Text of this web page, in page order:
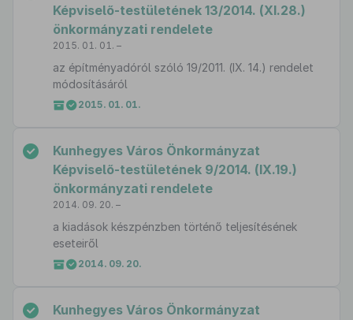
Képviselő-testületének 13/2014. (XI.28.)
önkormányzati rendelete
2015. 01. 01. –
az építményadóról szóló 19/2011. (IX. 14.) rendelet
módosításáról
2015. 01. 01.
Kunhegyes Város Önkormányzat
Képviselő-testületének 9/2014. (IX.19.)
önkormányzati rendelete
2014. 09. 20. –
a kiadások készpénzben történő teljesítésének
eseteiről
2014. 09. 20.
Kunhegyes Város Önkormányzat